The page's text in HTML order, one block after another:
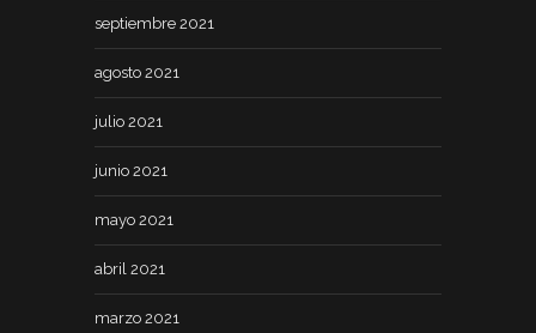
septiembre 2021
agosto 2021
julio 2021
junio 2021
mayo 2021
abril 2021
marzo 2021